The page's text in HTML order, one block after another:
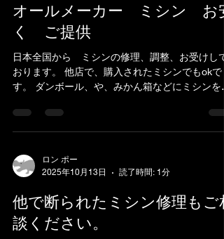
オールメーカー ミシン お安
く ご提供
日本全国から ミシンの修理、調整、お受けして
おります。 他店で、購入されたミシンでもokで
す。 ダンボール、や、みかん箱などにミシンを入
詰めて、 ガムテープで、フタを閉めてお送りくだ
さい。...
ロン ポー
2025年10月13日
読了時間: 1分
他で断られたミシン修理もご相
談ください。